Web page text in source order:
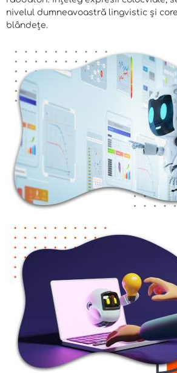
nivelul dumneavoastră lingvistic și
blândețe.